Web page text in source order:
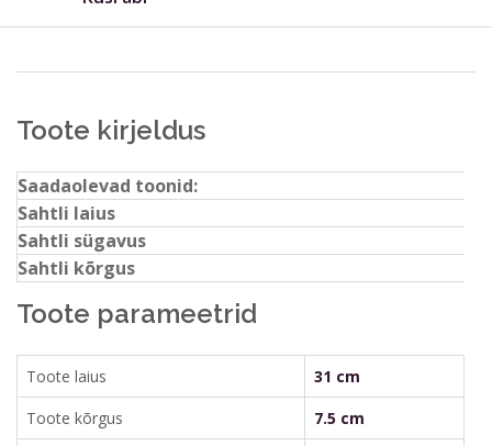
Sulge vorm
Saada
Toote kirjeldus
Saadaolevad toonid:
Sahtli laius
Sahtli sügavus
Sahtli kõrgus
Toote parameetrid
Toote laius
31 cm
Toote kõrgus
7.5 cm